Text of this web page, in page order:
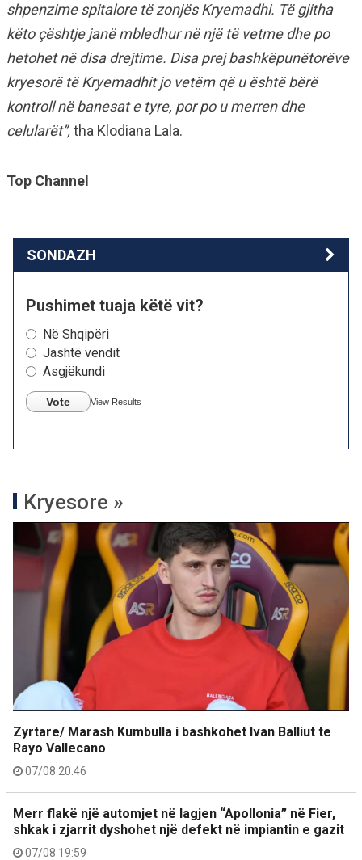
shpenzime spitalore të zonjës Kryemadhi. Të gjitha
këto çështje janë mbledhur në një të vetme dhe po
hetohet në disa drejtime. Disa prej bashkëpunëtorëve
kryesorë të Kryemadhit jo vetëm që u është bërë
kontroll në banesat e tyre, por po u merren dhe
celularët”, tha Klodiana Lala.
Top Channel
SONDAZH
Pushimet tuaja këtë vit?
Në Shqipëri
Jashtë vendit
Asgjëkundi
Vote View Results
Kryesore »
Zyrtare/ Marash Kumbulla i bashkohet Ivan Balliut te
Rayo Vallecano
07/08 20:46
Merr flakë një automjet në lagjen “Apollonia” në Fier,
shkak i zjarrit dyshohet një defekt në impiantin e gazit
07/08 19:59